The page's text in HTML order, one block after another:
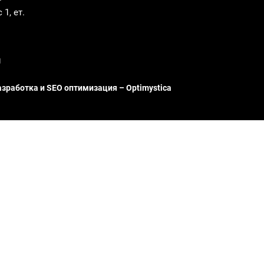
ет.
и SEO оптимизация – Optimystica